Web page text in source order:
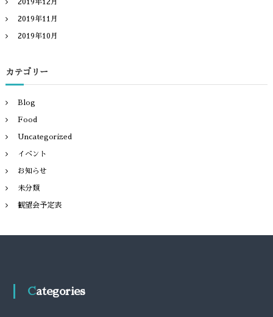
2019年12月
2019年11月
2019年10月
カテゴリー
Blog
Food
Uncategorized
イベント
お知らせ
未分類
観望会予定表
Categories